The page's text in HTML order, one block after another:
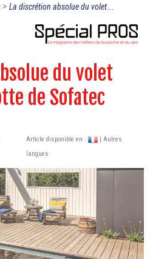
> La discrétion absolue du volet...
du volet
de Sofatec
Article disponible en :
| Autres
langues